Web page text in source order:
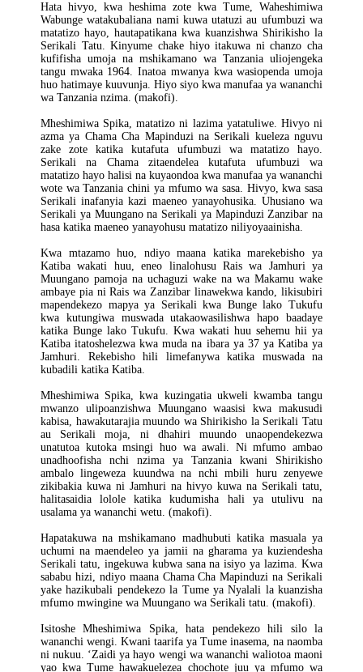
Hata hivyo, kwa heshima zote kwa Tume, Waheshimiwa
Wabunge watakubaliana nami kuwa utatuzi au ufumbuzi wa
matatizo hayo, hautapatikana kwa kuanzishwa Shirikisho la
Serikali Tatu. Kinyume chake hiyo itakuwa ni chanzo cha
kufifisha umoja na mshikamano wa Tanzania uliojengeka
tangu mwaka 1964. Inatoa mwanya kwa wasiopenda umoja
huo hatimaye kuuvunja. Hiyo siyo kwa manufaa ya wananchi
wa Tanzania nzima. (makofi).
Mheshimiwa Spika, matatizo ni lazima yatatuliwe. Hivyo ni
azma ya Chama Cha Mapinduzi na Serikali kueleza nguvu
zake zote katika kutafuta ufumbuzi wa matatizo hayo.
Serikali na Chama zitaendelea kutafuta ufumbuzi wa
matatizo hayo halisi na kuyaondoa kwa manufaa ya wananchi
wote wa Tanzania chini ya mfumo wa sasa. Hivyo, kwa sasa
Serikali inafanyia kazi maeneo yanayohusika. Uhusiano wa
Serikali ya Muungano na Serikali ya Mapinduzi Zanzibar na
hasa katika maeneo yanayohusu matatizo niliyoyaainisha.
Kwa mtazamo huo, ndiyo maana katika marekebisho ya
Katiba wakati huu, eneo linalohusu Rais wa Jamhuri ya
Muungano pamoja na uchaguzi wake na wa Makamu wake
ambaye pia ni Rais wa Zanzibar linawekwa kando, likisubiri
mapendekezo mapya ya Serikali kwa Bunge lako Tukufu
kwa kutungiwa muswada utakaowasilishwa hapo baadaye
katika Bunge lako Tukufu. Kwa wakati huu sehemu hii ya
Katiba itatoshelezwa kwa muda na ibara ya 37 ya Katiba ya
Jamhuri. Rekebisho hili limefanywa katika muswada na
kubadili katika Katiba.
Mheshimiwa Spika, kwa kuzingatia ukweli kwamba tangu
mwanzo ulipoanzishwa Muungano waasisi kwa makusudi
kabisa, hawakutarajia muundo wa Shirikisho la Serikali Tatu
au Serikali moja, ni dhahiri muundo unaopendekezwa
unatutoa kutoka msingi huo wa awali. Ni mfumo ambao
unadhoofisha nchi nzima ya Tanzania kwani Shirikisho
ambalo lingeweza kuundwa na nchi mbili huru zenyewe
zikibakia kuwa ni Jamhuri na hivyo kuwa na Serikali tatu,
halitasaidia lolole katika kudumisha hali ya utulivu na
usalama ya wananchi wetu. (makofi).
Hapatakuwa na mshikamano madhubuti katika masuala ya
uchumi na maendeleo ya jamii na gharama ya kuziendesha
Serikali tatu, ingekuwa kubwa sana na isiyo ya lazima. Kwa
sababu hizi, ndiyo maana Chama Cha Mapinduzi na Serikali
yake hazikubali pendekezo la Tume ya Nyalali la kuanzisha
mfumo mwingine wa Muungano wa Serikali tatu. (makofi).
Isitoshe Mheshimiwa Spika, hata pendekezo hili silo la
wananchi wengi. Kwani taarifa ya Tume inasema, na naomba
ni nukuu. ‘Zaidi ya hayo wengi wa wananchi waliotoa maoni
yao kwa Tume hawakuelezea chochote juu ya mfumo wa